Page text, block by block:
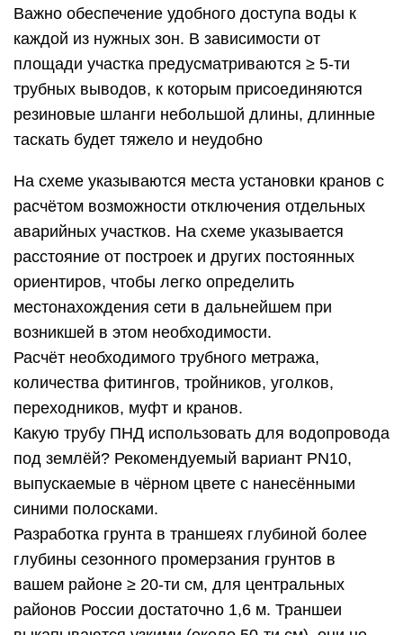
Важно обеспечение удобного доступа воды к
каждой из нужных зон. В зависимости от
площади участка предусматриваются ≥ 5-ти
трубных выводов, к которым присоединяются
резиновые шланги небольшой длины, длинные
таскать будет тяжело и неудобно
На схеме указываются места установки кранов с
расчётом возможности отключения отдельных
аварийных участков. На схеме указывается
расстояние от построек и других постоянных
ориентиров, чтобы легко определить
местонахождения сети в дальнейшем при
возникшей в этом необходимости.
Расчёт необходимого трубного метража,
количества фитингов, тройников, уголков,
переходников, муфт и кранов.
Какую трубу ПНД использовать для водопровода
под землёй? Рекомендуемый вариант PN10,
выпускаемые в чёрном цвете с нанесёнными
синими полосками.
Разработка грунта в траншеях глубиной более
глубины сезонного промерзания грунтов в
вашем районе ≥ 20-ти см, для центральных
районов России достаточно 1,6 м. Траншеи